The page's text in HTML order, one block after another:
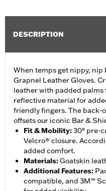
DESCRIPTION
When temps get nippy,
Grapnel Leather Gloves.
leather with padded
reflective material for
friendly fingers. The back-
offsets our iconic Bar &
Fit & Mobility:30° pre-
Velcro® closure.
added comfort.
Materials:Goatskin
Additional Features:
compatible, and 3M™